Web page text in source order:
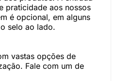
praticidade aos nossos
é opcional, em alguns
selo ao lado.
vastas opções de
Fale com um de